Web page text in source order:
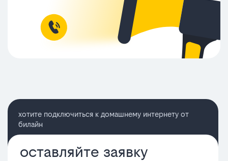
хотите подключиться к домашнему интернету от
билайн
оставляйте заявку